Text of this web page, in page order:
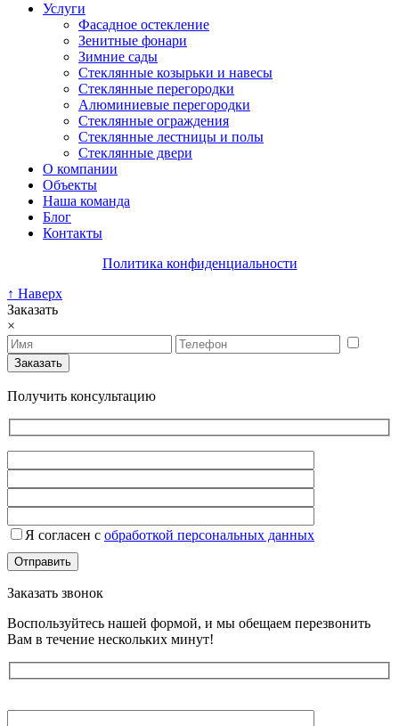
Услуги
Фасадное остекление
Зенитные фонари
Зимние сады
Стеклянные козырьки и навесы
Стеклянные перегородки
Алюминиевые перегородки
Стеклянные ограждения
Стеклянные лестницы и полы
Стеклянные двери
О компании
Объекты
Наша команда
Блог
Контакты
Политика конфиденциальности
↑ Наверх
Заказать
×
Получить консультацию
Я согласен с обработкой персональных данных
Заказать звонок
Воспользуйтесь нашей формой, и мы обещаем перезвонить
Вам в течение нескольких минут!